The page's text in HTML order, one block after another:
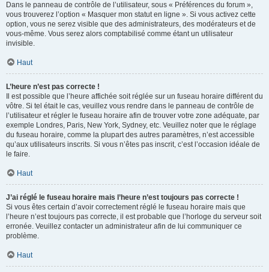
Dans le panneau de contrôle de l’utilisateur, sous « Préférences du forum »,
vous trouverez l’option « Masquer mon statut en ligne ». Si vous activez cette
option, vous ne serez visible que des administrateurs, des modérateurs et de
vous-même. Vous serez alors comptabilisé comme étant un utilisateur
invisible.
Haut
L’heure n’est pas correcte !
Il est possible que l’heure affichée soit réglée sur un fuseau horaire différent du
vôtre. Si tel était le cas, veuillez vous rendre dans le panneau de contrôle de
l’utilisateur et régler le fuseau horaire afin de trouver votre zone adéquate, par
exemple Londres, Paris, New York, Sydney, etc. Veuillez noter que le réglage
du fuseau horaire, comme la plupart des autres paramètres, n’est accessible
qu’aux utilisateurs inscrits. Si vous n’êtes pas inscrit, c’est l’occasion idéale de
le faire.
Haut
J’ai réglé le fuseau horaire mais l’heure n’est toujours pas correcte !
Si vous êtes certain d’avoir correctement réglé le fuseau horaire mais que
l’heure n’est toujours pas correcte, il est probable que l’horloge du serveur soit
erronée. Veuillez contacter un administrateur afin de lui communiquer ce
problème.
Haut